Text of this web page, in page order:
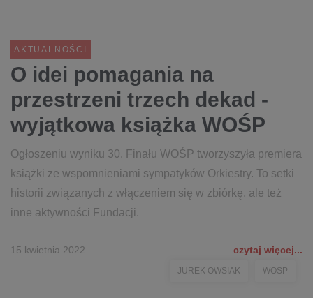
AKTUALNOŚCI
O idei pomagania na
przestrzeni trzech dekad -
wyjątkowa książka WOŚP
Ogłoszeniu wyniku 30. Finału WOŚP tworzyszyła premiera
książki ze wspomnieniami sympatyków Orkiestry. To setki
historii związanych z włączeniem się w zbiórkę, ale też
inne aktywności Fundacji.
15 kwietnia 2022 czytaj więcej...
JUREK OWSIAK WOSP